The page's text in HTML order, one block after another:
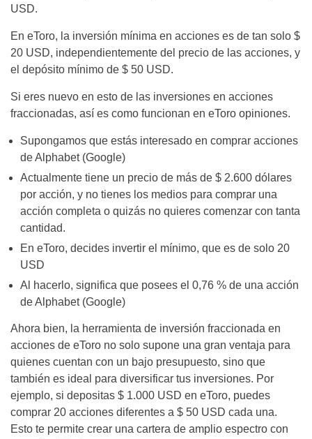
USD.
En eToro, la inversión mínima en acciones es de tan solo $
20 USD, independientemente del precio de las acciones, y
el depósito mínimo de $ 50 USD.
Si eres nuevo en esto de las inversiones en acciones
fraccionadas, así es como funcionan en eToro opiniones.
Supongamos que estás interesado en comprar acciones
de Alphabet (Google)
Actualmente tiene un precio de más de $ 2.600 dólares
por acción, y no tienes los medios para comprar una
acción completa o quizás no quieres comenzar con tanta
cantidad.
En eToro, decides invertir el mínimo, que es de solo 20
USD
Al hacerlo, significa que posees el 0,76 % de una acción
de Alphabet (Google)
Ahora bien, la herramienta de inversión fraccionada en
acciones de eToro no solo supone una gran ventaja para
quienes cuentan con un bajo presupuesto, sino que
también es ideal para diversificar tus inversiones. Por
ejemplo, si depositas $ 1.000 USD en eToro, puedes
comprar 20 acciones diferentes a $ 50 USD cada una.
Esto te permite crear una cartera de amplio espectro con